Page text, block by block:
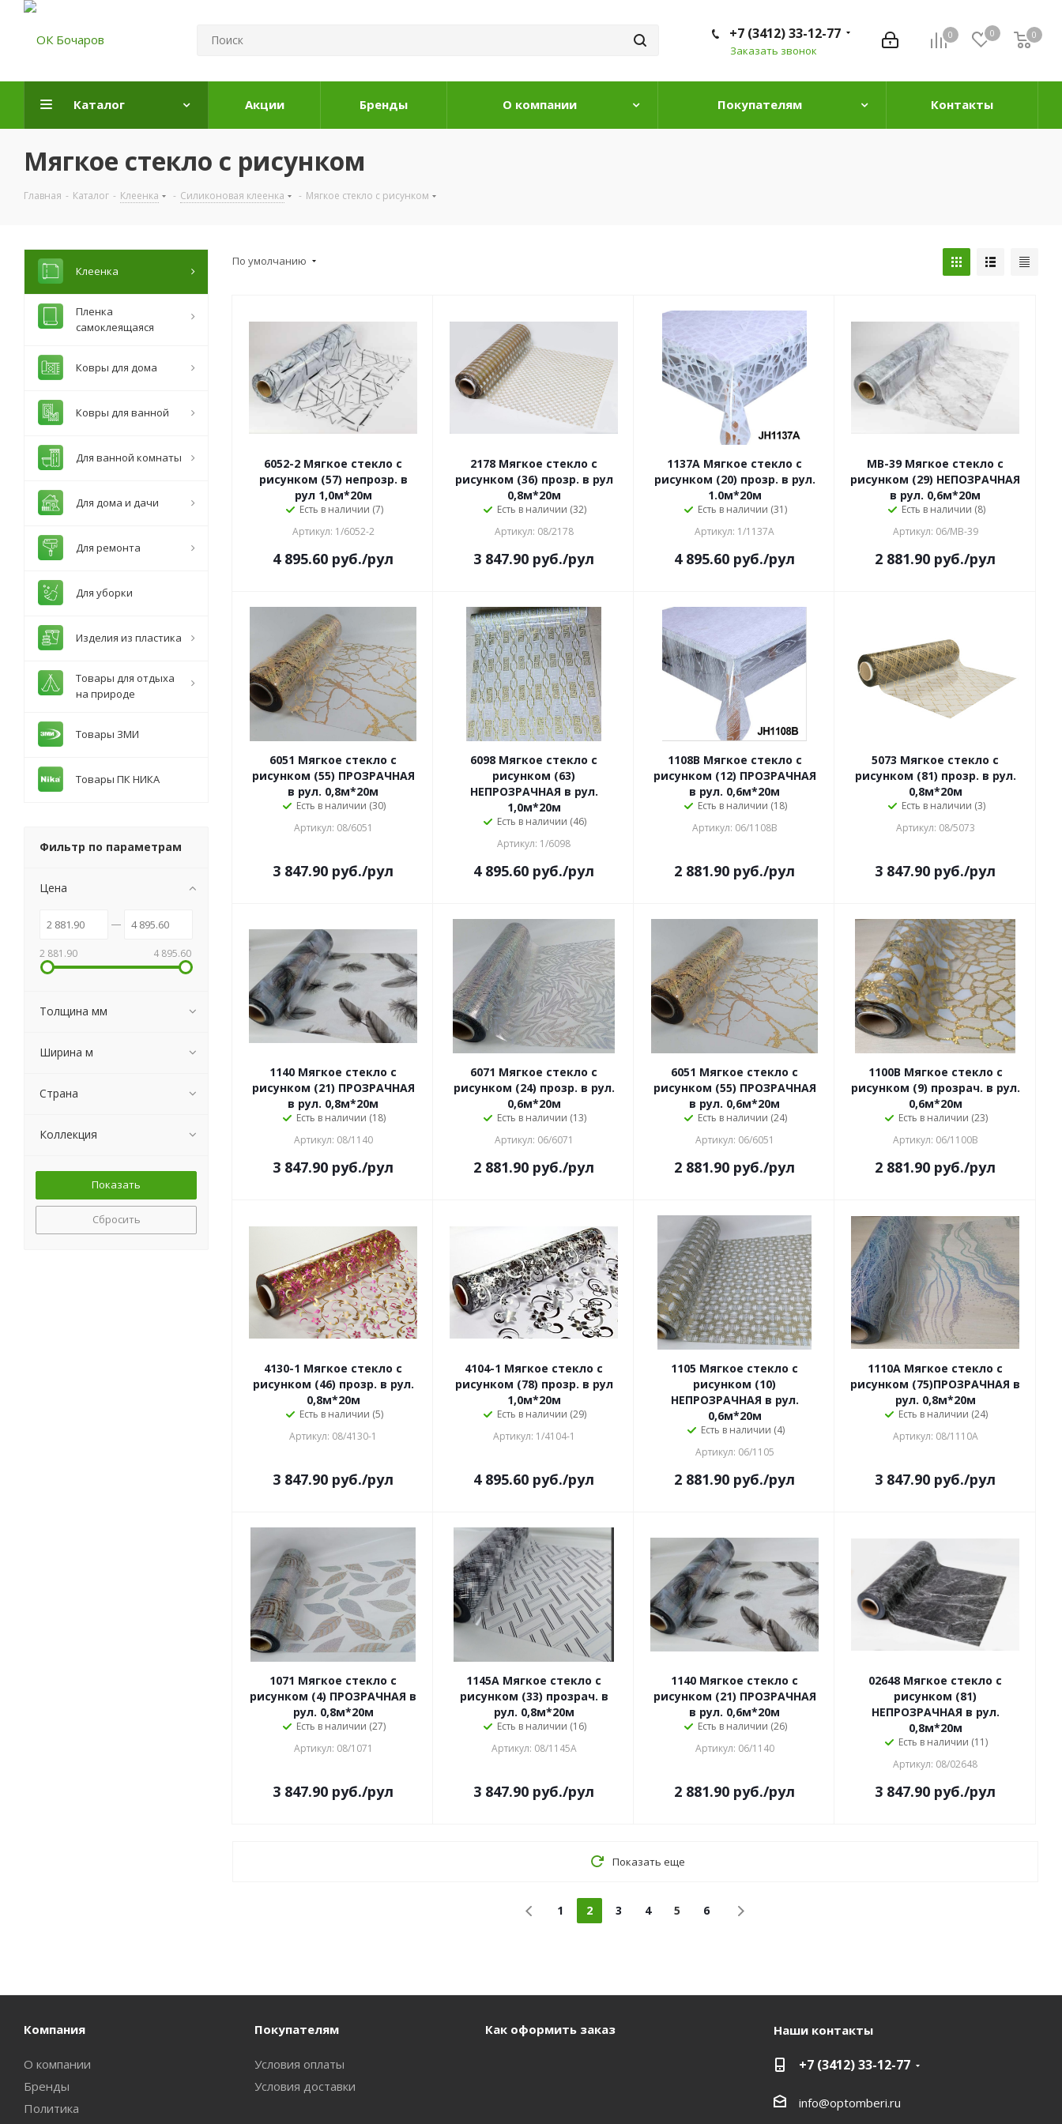
0 0 0
0
+7 (3412) 33-12-77
Заказать звонок
Каталог Акции Бренды О компании Покупателям Контакты
Мягкое стекло с рисунком
Главная - Каталог - Клеенка - Силиконовая клеенка - Мягкое стекло с рисунком
По умолчанию
6052-2 Мягкое стекло с
рисунком (57) непрозр. в
рул 1,0м*20м
Есть в наличии (7)
Артикул: 1/6052-2
4 895.60 руб./рул
2178 Мягкое стекло с
рисунком (36) прозр. в рул
0,8м*20м
Есть в наличии (32)
Артикул: 08/2178
3 847.90 руб./рул
1137A Мягкое стекло с
рисунком (20) прозр. в рул.
1.0м*20м
Есть в наличии (31)
Артикул: 1/1137A
4 895.60 руб./рул
MB-39 Мягкое стекло с
рисунком (29) НЕПОЗРАЧНАЯ
в рул. 0,6м*20м
Есть в наличии (8)
Артикул: 06/MB-39
2 881.90 руб./рул
6051 Мягкое стекло с
рисунком (55) ПРОЗРАЧНАЯ
в рул. 0,8м*20м
Есть в наличии (30)
Артикул: 08/6051
3 847.90 руб./рул
6098 Мягкое стекло с
рисунком (63)
НЕПРОЗРАЧНАЯ в рул.
1,0м*20м
Есть в наличии (46)
Артикул: 1/6098
4 895.60 руб./рул
1108B Мягкое стекло с
рисунком (12) ПРОЗРАЧНАЯ
в рул. 0,6м*20м
Есть в наличии (18)
Артикул: 06/1108B
2 881.90 руб./рул
5073 Мягкое стекло с
рисунком (81) прозр. в рул.
0,8м*20м
Есть в наличии (3)
Артикул: 08/5073
3 847.90 руб./рул
1140 Мягкое стекло с
рисунком (21) ПРОЗРАЧНАЯ
в рул. 0,8м*20м
Есть в наличии (18)
Артикул: 08/1140
3 847.90 руб./рул
6071 Мягкое стекло с
рисунком (24) прозр. в рул.
0,6м*20м
Есть в наличии (13)
Артикул: 06/6071
2 881.90 руб./рул
6051 Мягкое стекло с
рисунком (55) ПРОЗРАЧНАЯ
в рул. 0,6м*20м
Есть в наличии (24)
Артикул: 06/6051
2 881.90 руб./рул
1100B Мягкое стекло с
рисунком (9) прозрач. в рул.
0,6м*20м
Есть в наличии (23)
Артикул: 06/1100B
2 881.90 руб./рул
4130-1 Мягкое стекло с
рисунком (46) прозр. в рул.
0,8м*20м
Есть в наличии (5)
Артикул: 08/4130-1
3 847.90 руб./рул
4104-1 Мягкое стекло с
рисунком (78) прозр. в рул
1,0м*20м
Есть в наличии (29)
Артикул: 1/4104-1
4 895.60 руб./рул
1105 Мягкое стекло с
рисунком (10)
НЕПРОЗРАЧНАЯ в рул.
0,6м*20м
Есть в наличии (4)
Артикул: 06/1105
2 881.90 руб./рул
1110А Мягкое стекло с
рисунком (75)ПРОЗРАЧНАЯ в
рул. 0,8м*20м
Есть в наличии (24)
Артикул: 08/1110А
3 847.90 руб./рул
1071 Мягкое стекло с
рисунком (4) ПРОЗРАЧНАЯ в
рул. 0,8м*20м
Есть в наличии (27)
Артикул: 08/1071
3 847.90 руб./рул
1145A Мягкое стекло с
рисунком (33) прозрач. в
рул. 0,8м*20м
Есть в наличии (16)
Артикул: 08/1145A
3 847.90 руб./рул
1140 Мягкое стекло с
рисунком (21) ПРОЗРАЧНАЯ
в рул. 0,6м*20м
Есть в наличии (26)
Артикул: 06/1140
2 881.90 руб./рул
02648 Мягкое стекло с
рисунком (81)
НЕПРОЗРАЧНАЯ в рул.
0,8м*20м
Есть в наличии (11)
Артикул: 08/02648
3 847.90 руб./рул
Показать еще
1 2 3 4 5 6
Клеенка
Пленка
самоклеящаяся
Ковры для дома
Ковры для ванной
Для ванной комнаты
Для дома и дачи
Для ремонта
Для уборки
Изделия из пластика
Товары для отдыха
на природе
Товары ЗМИ
Товары ПК НИКА
Фильтр по параметрам
Цена
2 881.90 4 895.60
Толщина мм
Ширина м
Страна
Коллекция
Сбросить
Компания
О компании
Бренды
Политика
Покупателям
Условия оплаты
Условия доставки
Как оформить заказ Наши контакты
+7 (3412) 33-12-77
info@optomberi.ru